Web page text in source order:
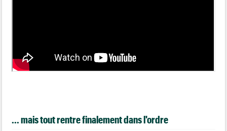
... mais tout rentre finalement dans l'ordre